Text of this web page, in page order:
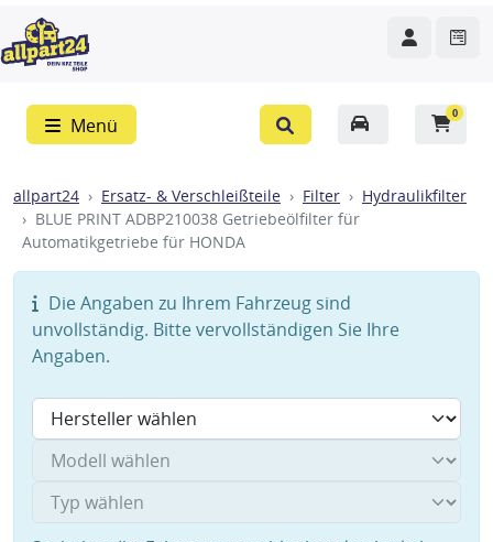
Menü
0
allpart24 Ersatz- & Verschleißteile Filter
Hydraulikfilter
BLUE PRINT ADBP210038 Getriebeölfilter für
Automatikgetriebe für HONDA
Die Angaben zu Ihrem Fahrzeug sind
unvollständig. Bitte vervollständigen Sie Ihre
Angaben.